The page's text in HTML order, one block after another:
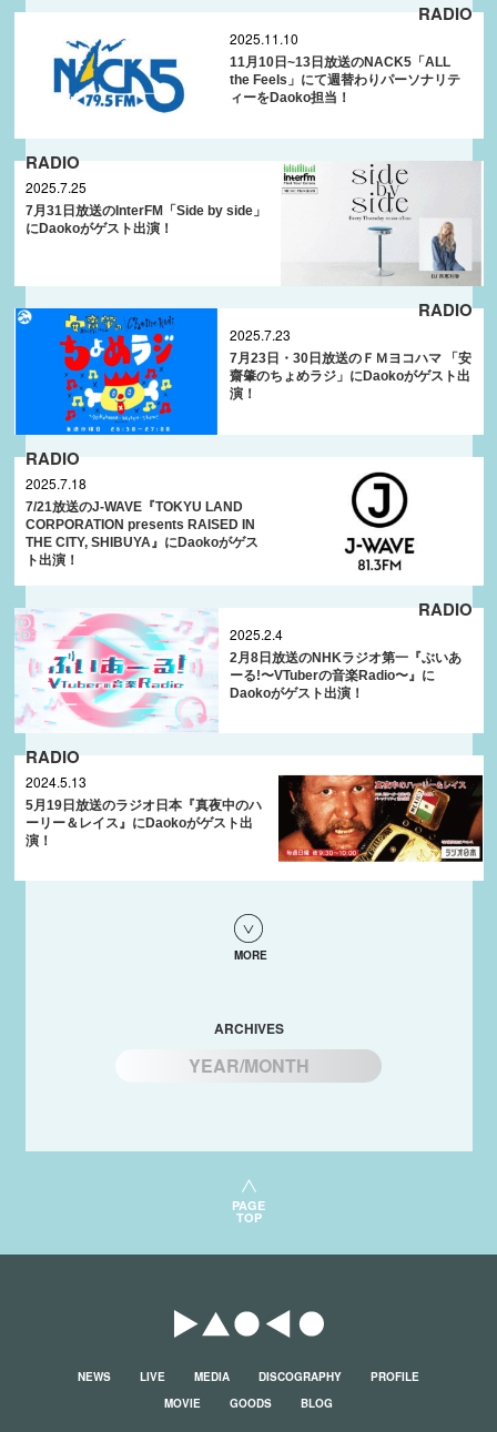
RADIO
2025.11.10
11月10日~13日放送のNACK5「ALL
the Feels」にて週替わりパーソナリテ
ィーをDaoko担当！
RADIO
2025.7.25
7月31日放送のInterFM「Side by side」
にDaokoがゲスト出演！
RADIO
2025.7.23
7月23日・30日放送のＦＭヨコハマ 「安
齋肇のちょめラジ」にDaokoがゲスト出
演！
RADIO
2025.7.18
7/21放送のJ-WAVE『TOKYU LAND
CORPORATION presents RAISED IN
THE CITY, SHIBUYA』にDaokoがゲス
ト出演！
RADIO
2025.2.4
2月8日放送のNHKラジオ第一『ぶいあ
ーる!〜VTuberの音楽Radio〜』に
Daokoがゲスト出演！
RADIO
2024.5.13
5月19日放送のラジオ日本『真夜中のハ
ーリー＆レイス』にDaokoがゲスト出
演！
MORE
ARCHIVES
YEAR/MONTH
PAGE
TOP
NEWS LIVE MEDIA DISCOGRAPHY
PROFILE
MOVIE
GOODS BLOG